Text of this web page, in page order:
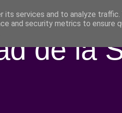
de la
services and to analyze traffic.
and security metrics to ensure